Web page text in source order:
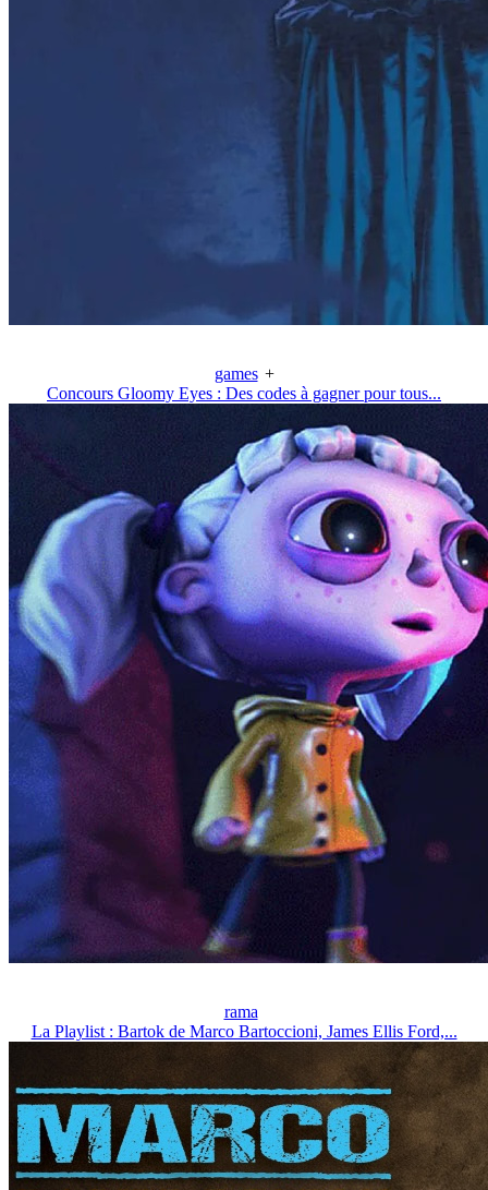
games +
Concours Gloomy Eyes : Des codes à gagner pour tous...
rama
La Playlist : Bartok de Marco Bartoccioni, James Ellis Ford,...